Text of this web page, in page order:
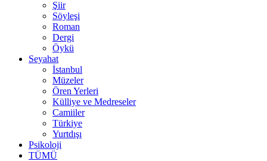
Şiir
Söyleşi
Roman
Dergi
Öykü
Seyahat
İstanbul
Müzeler
Ören Yerleri
Külliye ve Medreseler
Camiiler
Türkiye
Yurtdışı
Psikoloji
TÜMÜ